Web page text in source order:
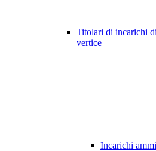
Titolari di incarichi
vertice
Incarichi